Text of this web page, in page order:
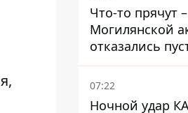
Что-то прячут
Могилянской
отказались
комиссию по
памятников на
07:22
Ночной удар